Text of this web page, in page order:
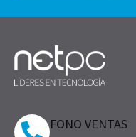
FONO VENTAS